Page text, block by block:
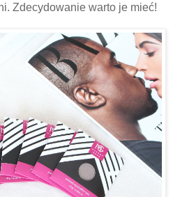
Zdecydowanie warto je mieć!